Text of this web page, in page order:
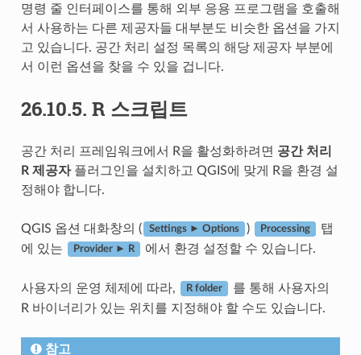
명령 줄 인터페이스를 통해 외부 응용 프로그램을 호출해
서 사용하는 다른 제공자들 대부분도 비슷한 옵션을 가지
고 있습니다. 공간 처리 설정 목록의 해당 제공자 부분에
서 이런 옵션을 찾을 수 있을 겁니다.
26.10.5. R 스크립트
공간 처리 프레임워크에서 R을 활성화하려면 공간 처리
R 제공자플러그인을 설치하고 QGIS에 맞게 R을 환경 설
정해야 합니다.
QGIS 옵션 대화창의 ( Settings ► Options ) Processing
탭
에 있는
Provider ► R 에서 환경 설정할 수 있습니다.
사용자의 운영 체제에 따라, R folder
를 통해 사용자의
R 바이너리가 있는 위치를 지정해야 할 수도 있습니다.
참고